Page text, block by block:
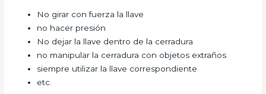
No girar con fuerza la llave
no hacer presión
No dejar la llave dentro de la cerradura
no manipular la cerradura con objetos extraños
siempre utilizar la llave correspondiente
etc.